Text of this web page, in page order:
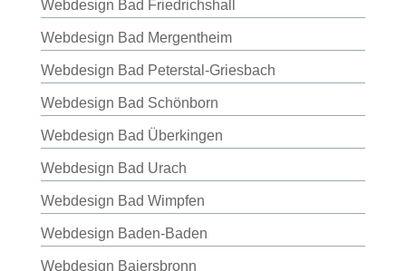
Webdesign Bad Friedrichshall
Webdesign Bad Mergentheim
Webdesign Bad Peterstal-Griesbach
Webdesign Bad Schönborn
Webdesign Bad Überkingen
Webdesign Bad Urach
Webdesign Bad Wimpfen
Webdesign Baden-Baden
Webdesign Baiersbronn